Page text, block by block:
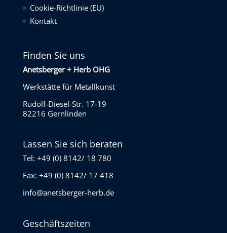
Cookie-Richtlinie (EU)
Kontakt
Finden Sie uns
Anetsberger + Herb OHG
Werkstätte für Metallkunst
Rudolf-Diesel-Str. 17-19
82216 Gernlinden
Lassen Sie sich beraten
Tel: +49 (0) 8142/ 18 780
Fax: +49 (0) 8142/ 17 418
info@anetsberger-herb.de
Geschäftszeiten